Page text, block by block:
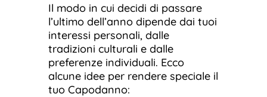
Il modo in cui decidi di passare
l’ultimo dell’anno dipende dai tuoi
interessi personali, dalle
tradizioni culturali e dalle
preferenze individuali. Ecco
alcune idee per rendere speciale il
tuo Capodanno: